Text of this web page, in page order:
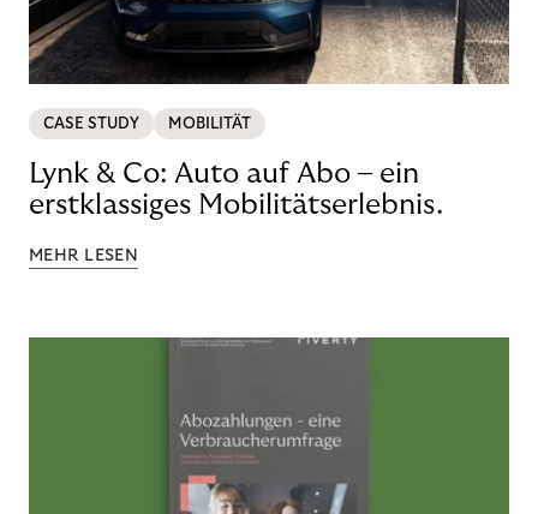
CASE STUDY MOBILITÄT
Lynk & Co: Auto auf Abo – ein
erstklassiges Mobilitätserlebnis.
MEHR LESEN